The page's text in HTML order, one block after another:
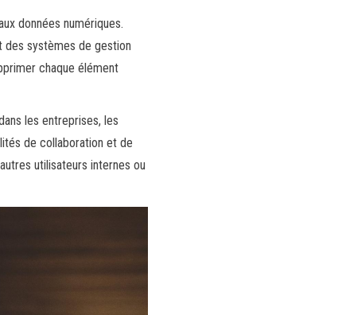
données numériques.
des systèmes de gestion
chaque élément
les entreprises, les
de collaboration et de
utilisateurs internes ou